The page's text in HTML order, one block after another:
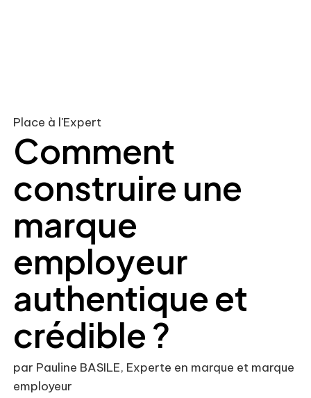
Place à l'Expert
Comment
construire une
marque
employeur
authentique et
crédible ?
par Pauline BASILE, Experte en marque et marque
employeur